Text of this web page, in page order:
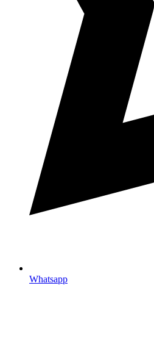
Whatsapp